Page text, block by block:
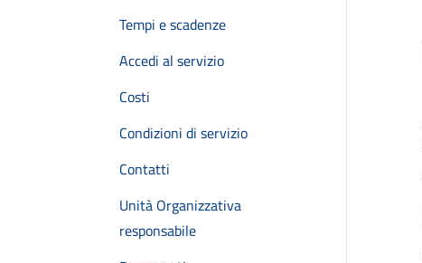
Tempi e scadenze
Accedi al servizio
Costi
Condizioni di servizio
Contatti
Unità Organizzativa
responsabile